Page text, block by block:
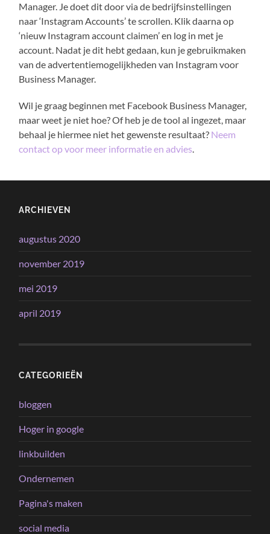
Manager. Je doet dit door via de bedrijfsinstellingen
naar ‘Instagram Accounts’ te scrollen. Klik daarna op
‘nieuw Instagram account claimen’ en log in met je
account. Nadat je dit hebt gedaan, kun je gebruikmaken
van de advertentiemogelijkheden van Instagram voor
Business Manager.
Wil je graag beginnen met Facebook Business Manager,
maar weet je niet hoe? Of heb je de tool al ingezet, maar
behaal je hiermee niet het gewenste resultaat? Neem
contact op voor meer informatie en advies.
ARCHIEVEN
augustus 2020
november 2019
mei 2019
april 2019
CATEGORIEËN
bloggen
Hoger in google
linkbuilden
Ondernemen
Pagina's maken
social media